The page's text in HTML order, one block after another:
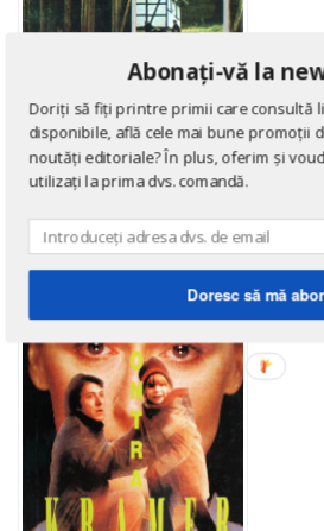
LITERATURĂ
Copii ai timpului lor
de Knut Hamsun
33%
Abonați-vă la
Doriți să fiți printre primii care consultă
disponibile, află cele mai bune promoții
noutăți editoriale? În plus, oferim și
utilizați la prima dvs. comandă.
Doresc să mă